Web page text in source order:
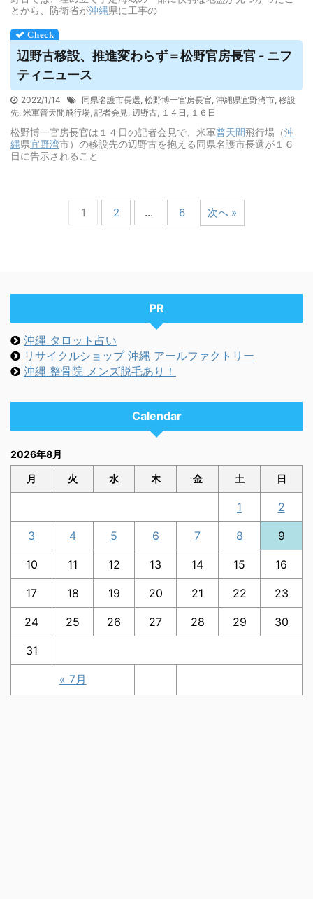
とから、防衛省が沖縄県に工事の
辺野古移設、推進変わらず＝松野官房長官 - ニフ
ティニュース
2022/1/14 同県名護市長選, 松野博一官房長官, 沖縄県宜野湾市, 移設
先, 米軍普天間飛行場, 記者会見, 辺野古, １４日 , １６日
松野博一官房長官は１４日の記者会見で、米軍普天間飛行場（沖
縄県宜野湾市）の移設先の辺野古を抱える同県名護市長選が１６
日に告示されること
1 2 … 6 次へ »
PR
沖縄 タロット占い
リサイクルショップ 沖縄 アールファクトリー
沖縄 整骨院 メンズ脱毛あり！
Calendar
2026年8月
月 火 水 木 金 土 日
« 7月
1 2
3 4 5 6 7 8 9
10 11 12 13 14 15 16
17 18 19 20 21 22 23
24 25 26 27 28 29 30
31